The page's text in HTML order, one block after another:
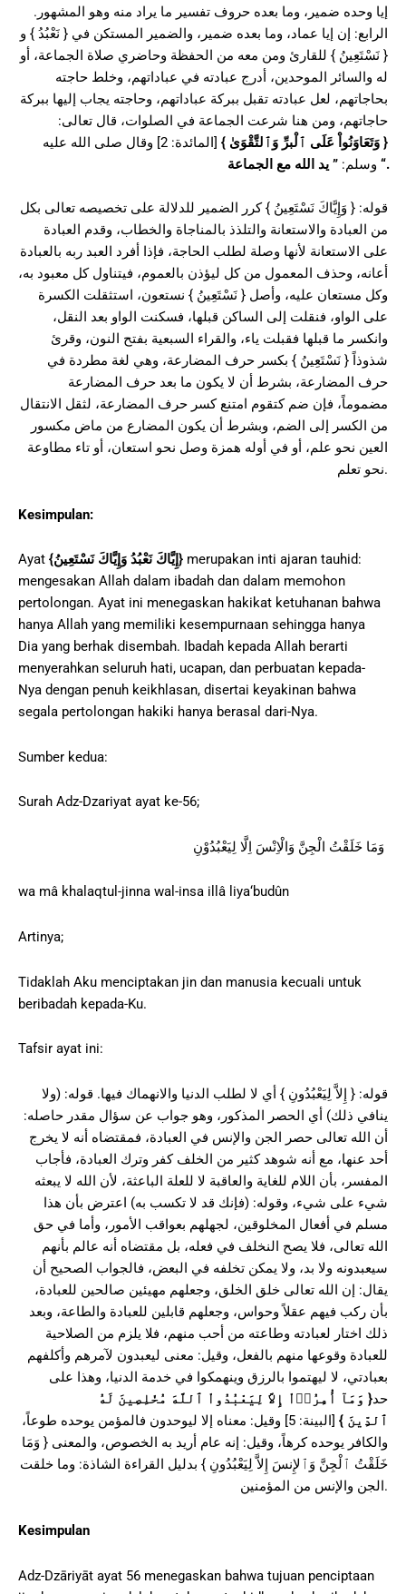
إيا وحده ضمير، وما بعده حروف تفسير ما يراد منه وهو المشهور.
الرابع: إن إيا عماد، وما بعده ضمير، والضمير المستكن في { نَعْبُدُ } و
{ نَسْتَعِينُ } للقارئ ومن معه من الحفظة وحاضري صلاة الجماعة، أو
له والسائر الموحدين، أدرج عبادته في عباداتهم، وخلط حاجته
بحاجاتهم، لعل عبادته تقبل ببركة عباداتهم، وحاجته يجاب إليها ببركة
حاجاتهم، ومن هنا شرعت الجماعة في الصلوات، قال تعالى:
{ وَتَعَاوَنُواْ عَلَى ٱلْبرِّ وَٱلتَّقْوَىٰ }
[المائدة: 2] وقال صلى الله عليه
وسلم: ” يد الله مع الجماعة “.
قوله: { وَإِيَّاكَ نَسْتَعِينُ } كرر الضمير للدلالة على تخصيصه تعالى بكل
من العبادة والاستعانة والتلذذ بالمناجاة والخطاب، وقدم العبادة
على الاستعانة لأنها وصلة لطلب الحاجة، فإذا أفرد العبد ربه بالعبادة
أعانه، وحذف المعمول من كل ليؤذن بالعموم، فيتناول كل معبود به،
وكل مستعان عليه، وأصل { نَسْتَعِينُ } نستعون، استثقلت الكسرة
على الواو، فنقلت إلى الساكن قبلها، فسكنت الواو بعد النقل،
وانكسر ما قبلها فقبلت ياء، والقراء السبعية بفتح النون، وقرئ
شذوذاً { نَسْتَعِينُ } بكسر حرف المضارعة، وهي لغة مطردة في
حرف المضارعة، بشرط أن لا يكون ما بعد حرف المضارعة
مضموماً، فإن ضم كتقوم امتنع كسر حرف المضارعة، لثقل الانتقال
من الكسر إلى الضم، وبشرط أن يكون المضارع من ماض مكسور
العين نحو علم، أو في أوله همزة وصل نحو استعان، أو تاء مطاوعة
نحو تعلم.
Kesimpulan:
Ayat {إِيَّاكَ نَعْبُدُ وَإِيَّاكَ نَسْتَعِينُ} merupakan inti ajaran tauhid:
mengesakan Allah dalam ibadah dan dalam memohon
pertolongan. Ayat ini menegaskan hakikat ketuhanan bahwa
hanya Allah yang memiliki kesempurnaan sehingga hanya
Dia yang berhak disembah. Ibadah kepada Allah berarti
menyerahkan seluruh hati, ucapan, dan perbuatan kepada-
Nya dengan penuh keikhlasan, disertai keyakinan bahwa
segala pertolongan hakiki hanya berasal dari-Nya.
Sumber kedua:
Surah Adz-Dzariyat ayat ke-56;
wa mâ khalaqtul-jinna wal-insa illâ liya‘budûn
Artinya;
Tidaklah Aku menciptakan jin dan manusia kecuali untuk
beribadah kepada-Ku.
Tafsir ayat ini:
قوله: { إِلاَّ لِيَعْبُدُونِ } أي لا لطلب الدنيا والانهماك فيها. قوله: (ولا
ينافي ذلك) أي الحصر المذكور، وهو جواب عن سؤال مقدر حاصله:
أن الله تعالى حصر الجن والإنس في العبادة، فمقتضاه أنه لا يخرج
أحد عنها، مع أنه شوهد كثير من الخلف كفر وترك العبادة، فأجاب
المفسر، بأن اللام للغاية والعاقبة لا للعلة الباعثة، لأن الله لا يبعثه
شيء على شيء، وقوله: (فإنك قد لا تكسب به) اعترض بأن هذا
مسلم في أفعال المخلوقين، لجهلهم بعواقب الأمور، وأما في حق
الله تعالى، فلا يصح النخلف في فعله، بل مقتضاه أنه عالم بأنهم
سيعبدونه ولا بد، ولا يمكن تخلفه في البعض، فالجواب الصحيح أن
يقال: إن الله تعالى خلق الخلق، وجعلهم مهيئين صالحين للعبادة،
بأن ركب فيهم عقلاً وحواس، وجعلهم قابلين للعبادة والطاعة، وبعد
ذلك اختار لعبادته وطاعته من أحب منهم، فلا يلزم من الصلاحية
للعبادة وقوعها منهم بالفعل، وقيل: معنى ليعبدون لآمرهم وأكلفهم
بعبادتي، لا ليهتموا بالرزق وينهمكوا في خدمة الدنيا، وهذا على
حد{ وَمَآ أُمِرُوۤاْ إِلاَّ لِيَعْبُدُواْ ٱللَّهَ مُخْلِصِينَ لَهُ
ٱلدِّينَ }
[البينة: 5] وقيل: معناه إلا ليوحدون فالمؤمن يوحده طوعاً،
والكافر يوحده كرهاً، وقيل: إنه عام أريد به الخصوص، والمعنى { وَمَا
خَلَقْتُ ٱلْجِنَّ وَٱلإِنسَ إِلاَّ لِيَعْبُدُونِ } بدليل القراءة الشاذة: وما خلقت
الجن والإنس من المؤمنين.
Kesimpulan
Adz-Dzāriyāt ayat 56 menegaskan bahwa tujuan penciptaan